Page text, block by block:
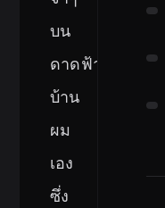
บน
ดาดฟ้า
บ้าน
ผม
เอง
ซึ่ง